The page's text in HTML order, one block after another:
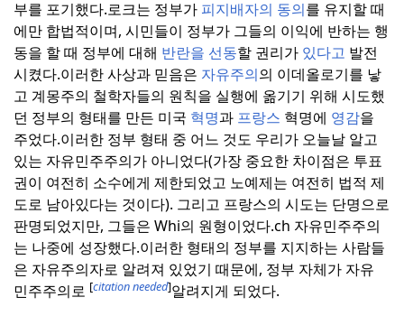
부를 포기했다.로크는 정부가 피지배자의 동의를 유지할 때
에만 합법적이며, 시민들이 정부가 그들의 이익에 반하는 행
동을 할 때 정부에 대해 반란을 선동할 권리가 있다고 발전
시켰다.이러한 사상과 믿음은 자유주의의 이데올로기를 낳
고 계몽주의 철학자들의 원칙을 실행에 옮기기 위해 시도했
던 정부의 형태를 만든 미국 혁명과 프랑스 혁명에 영감을
주었다.이러한 정부 형태 중 어느 것도 우리가 오늘날 알고
있는 자유민주주의가 아니었다(가장 중요한 차이점은 투표
권이 여전히 소수에게 제한되었고 노예제는 여전히 법적 제
도로 남아있다는 것이다). 그리고 프랑스의 시도는 단명으로
판명되었지만, 그들은 Whi의 원형이었다.ch 자유민주주의
는 나중에 성장했다.이러한 형태의 정부를 지지하는 사람들
은 자유주의자로 알려져 있었기 때문에, 정부 자체가 자유
민주주의로 [citation needed]알려지게 되었다.